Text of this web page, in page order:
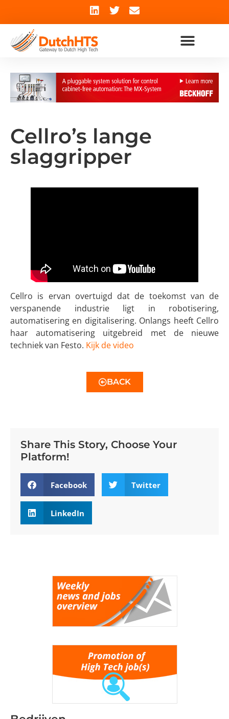
Cellro’s lange
slaggripper
Cellro is ervan overtuigd dat de toekomst van de
verspanende industrie ligt in robotisering,
automatisering en digitalisering. Onlangs heeft Cellro
haar automatisering uitgebreid met de nieuwe
techniek van Festo. ​ Kijk de video
BACK
Share This Story, Choose Your
Platform!
Facebook Twitter
LinkedIn